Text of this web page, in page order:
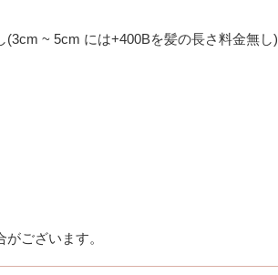
~ 5cm には+400Bを髪の長さ料金無し)
ございます。